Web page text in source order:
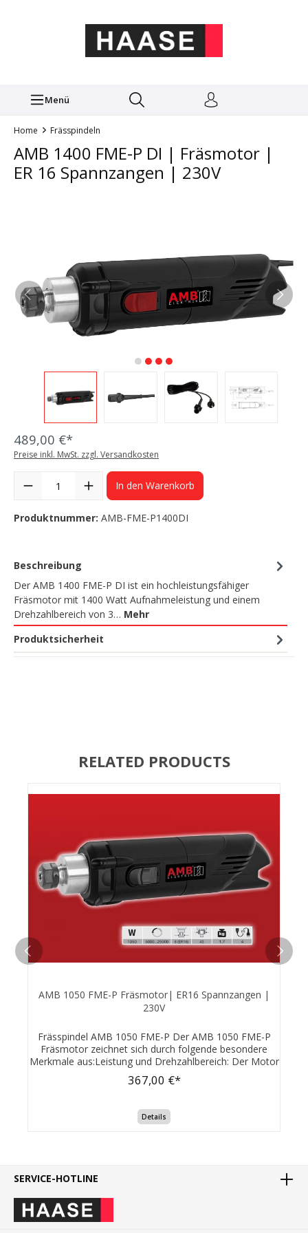
Menü
Home Frässpindeln
AMB 1400 FME-P DI | Fräsmotor |
ER 16 Spannzangen | 230V
489,00 €*
Preise inkl. MwSt. zzgl. Versandkosten
In den Warenkorb
Produktnummer: AMB-FME-P1400DI
Beschreibung
Der AMB 1400 FME-P DI ist ein hochleistungsfähiger
Fräsmotor mit 1400 Watt Aufnahmeleistung und einem
Drehzahlbereich von 3… Mehr
Produktsicherheit
RELATED PRODUCTS
AMB 1050 FME-P Fräsmotor| ER16 Spannzangen |
230V
Frässpindel AMB 1050 FME-P Der AMB 1050 FME-P
Fräsmotor zeichnet sich durch folgende besondere
Merkmale aus:Leistung und Drehzahlbereich: Der Motor
hat eine Aufnahmeleistung von 1050 Watt und einen
beeindruckenden Drehzahlbereich von 5.000 bis 25.000
Bauweise: Mit einem Gewicht von nur 1,7 kg ist der
Motor außergewöhnlich leicht und hat eine schlanke
Bauform, was den Platzbedarf beim Einbau minimiert
Spannzangen-Aufnahme ER16 entspricht dem
Industriestandard und ist weltweit verfügbar, was die
Flexibilität bei der Werkzeugauswahl erhöht.Vielseitige
Einsatzmöglichkeiten: Der Motor kann in CNC-Portalen,
Oberfräsen, Fräsvorrichtungen, Bohrständern und
367,00 €*
Details
SERVICE-HOTLINE